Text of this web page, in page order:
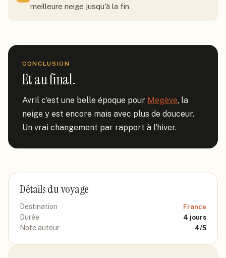
meilleure neige jusqu'à la fin
CONCLUSION
Et au final.
Avril c'est une belle époque pour Megève, la
neige y est encore mais avec plus de douceur.
Un vrai changement par rapport à l'hiver.
Détails du voyage
Destination France
Durée 4 jours
Note auteur 4/5